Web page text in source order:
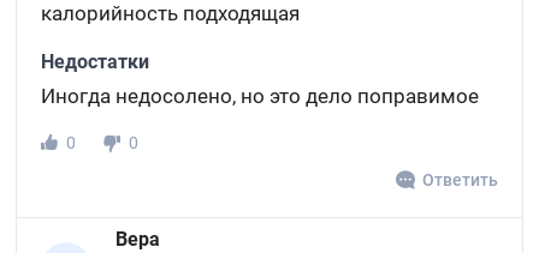
калорийность подходящая
Недостатки
Иногда недосолено, но это дело поправимое
0
0
Ответить
Вера